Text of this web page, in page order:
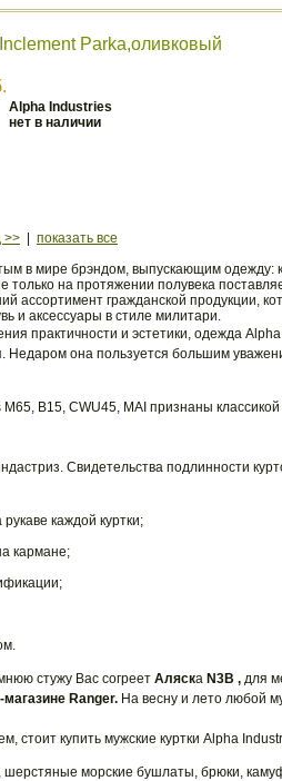
Parka,оливковый
Аlpha Industries
нет в наличии
>>
показать все
в мире брэндом, выпускающим одежду:
только на протяжении полувека
ассортимент гражданской продукции,
и аксессуары в стиле милитари.
практичности и эстетики, одежда
Недаром она пользуется большим
B15, CWU45, MAI признаны
Свидетельства подлинности
каждой куртки;
кармане;
стужу Вас согреет Аляска N3B , для
Ranger. На весну и лето любой
стоит купить мужские куртки Alpha
шерстяные морские бушлаты, брюки,